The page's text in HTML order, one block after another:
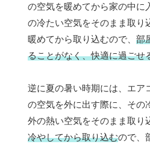
の空気を暖めてから家の中に
の冷たい空気をそのまま取り
暖めてから取り込むので、 部
ることがなく、快適に過ごせ
逆に夏の暑い時期には、エア
の空気を外に出す際に、その
外の熱い空気をそのまま取り
冷やしてから取り込むので、